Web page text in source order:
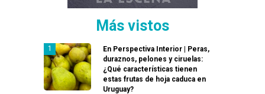
Más vistos
En Perspectiva Interior | Peras,
duraznos, pelones y ciruelas:
¿Qué características tienen
estas frutas de hoja caduca en
Uruguay?